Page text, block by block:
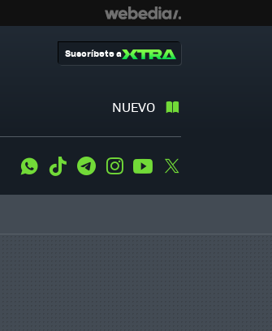
NUEVO
Suscríbete a
WhatsApp
Tiktok TelegramInstagramYoutube